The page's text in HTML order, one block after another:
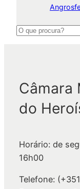
P
u
s
Câmara
do
Horário: de
16h00
Telefone: